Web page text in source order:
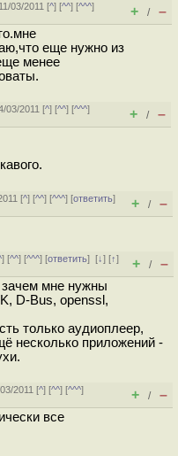
03/2011 [^] [^^] [^^^]
+ / –
еще нужно из
менее
03/2011 [^] [^^] [^^^]
+ / –
[^] [^^] [^^^] [ответить]
+ / –
] [^^] [^^^] [ответить][↓] [↑]
+ / –
зачем мне нужны
D-Bus, openssl,
только аудиоплеер,
несколько приложений -
2011 [^] [^^] [^^^]
+ / –
все